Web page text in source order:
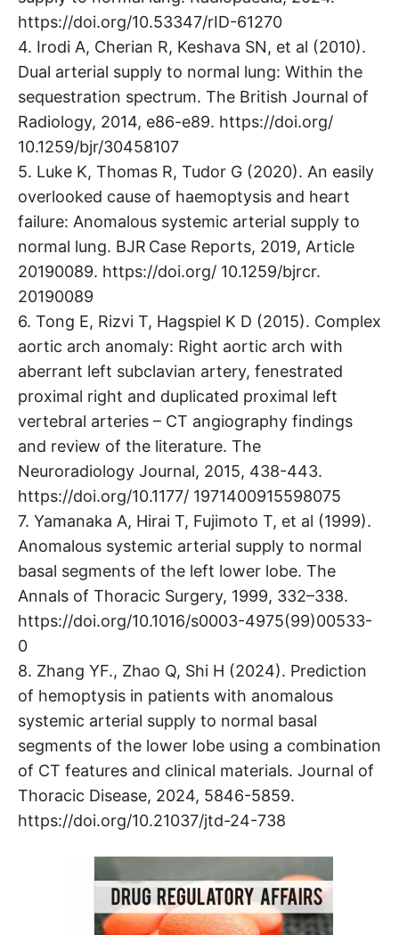
https://doi.org/10.53347/rID-61270
4. Irodi A, Cherian R, Keshava SN, et al (2010).
Dual arterial supply to normal lung: Within the
sequestration spectrum. The British Journal of
Radiology, 2014, e86-e89. https://doi.org/
10.1259/bjr/30458107
5. Luke K, Thomas R, Tudor G (2020). An easily
overlooked cause of haemoptysis and heart
failure: Anomalous systemic arterial supply to
normal lung. BJR Case Reports, 2019, Article
20190089. https://doi.org/ 10.1259/bjrcr.
20190089
6. Tong E, Rizvi T, Hagspiel K D (2015). Complex
aortic arch anomaly: Right aortic arch with
aberrant left subclavian artery, fenestrated
proximal right and duplicated proximal left
vertebral arteries – CT angiography findings
and review of the literature. The
Neuroradiology Journal, 2015, 438-443.
https://doi.org/10.1177/ 1971400915598075
7. Yamanaka A, Hirai T, Fujimoto T, et al (1999).
Anomalous systemic arterial supply to normal
basal segments of the left lower lobe. The
Annals of Thoracic Surgery, 1999, 332–338.
https://doi.org/10.1016/s0003-4975(99)00533-
0
8. Zhang YF., Zhao Q, Shi H (2024). Prediction
of hemoptysis in patients with anomalous
systemic arterial supply to normal basal
segments of the lower lobe using a combination
of CT features and clinical materials. Journal of
Thoracic Disease, 2024, 5846-5859.
https://doi.org/10.21037/jtd-24-738